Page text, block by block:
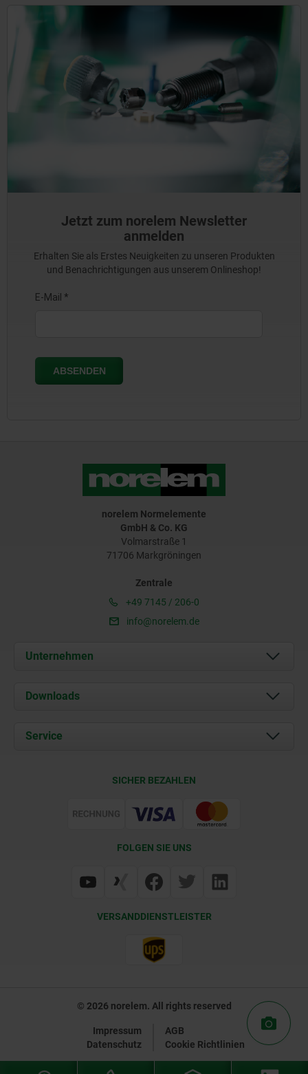
Jetzt zum norelem Newsletter
anmelden
Erhalten Sie als Erstes Neuigkeiten zu unseren Produkten
und Benachrichtigungen aus unserem Onlineshop!
norelem Normelemente
GmbH & Co. KG
Volmarstraße 1
71706 Markgröningen
Zentrale
+49 7145 / 206-0
info@norelem.de
Unternehmen
Über uns
Karriere
Downloads
Dokumente
Service
Web Support
SICHER BEZAHLEN
FOLGEN SIE UNS
VERSANDDIENSTLEISTER
© 2026 norelem. All rights reserved
Impressum
AGB
Datenschutz
Cookie Richtlinien